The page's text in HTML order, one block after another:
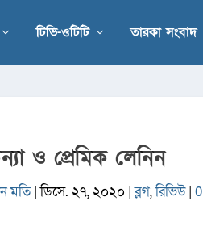
টিভি-ওটিটি তারকা সংবাদ
ও প্রেমিক লেনিন
মতি|ডিসে. ২৭, ২০২০ |ব্লগ,রিভিউ| 0